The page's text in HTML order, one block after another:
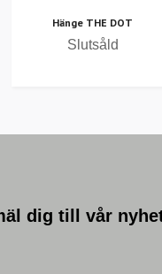
Hänge THE DOT
Slutsåld
dig till vår